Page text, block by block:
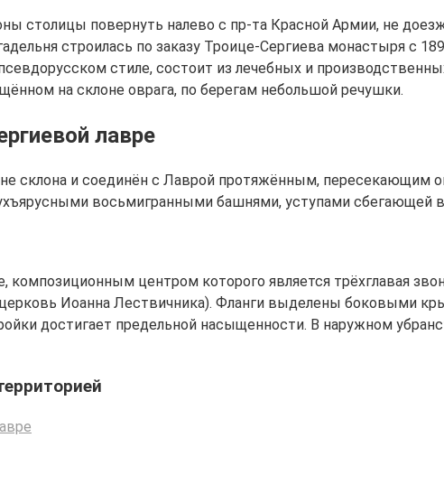
столицы повернуть налево с пр-та Красной Армии, не
строилась по заказу Троице-Сергиева монастыря с
стиле, состоит из лечебных и
на склоне оврага, по берегам небольшой речушки.
лавре
склона и соединён с Лаврой протяжённым, пересекающим
восьмигранными башнями, уступами сбегающей
центром которого является трёхглавая
Иоанна Лествичника). Фланги выделены боковыми
достигает предельной насыщенности. В наружном